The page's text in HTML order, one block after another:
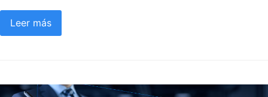
Leer más